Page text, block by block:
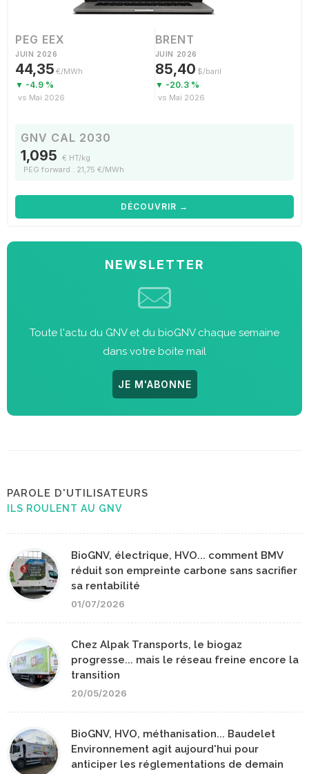
PEG EEX
JUIN 2026
44,35 €/MWh
▼ -4.9 %
vs Mai 2026
BRENT
JUIN 2026
85,40 $/baril
▼ -20.3 %
vs Mai 2026
GNV CAL 2030
1,095 € HT/kg
PEG forward : 21,75 €/MWh
DÉCOUVRIR →
NEWSLETTER
Toute l'actu du GNV et du bioGNV chaque semaine
dans votre boite mail
JE M'ABONNE
PAROLE D'UTILISATEURS
ILS ROULENT AU GNV
BioGNV, électrique, HVO... comment BMV
réduit son empreinte carbone sans sacrifier
sa rentabilité
01/07/2026
Chez Alpak Transports, le biogaz
progresse... mais le réseau freine encore la
transition
20/05/2026
BioGNV, HVO, méthanisation... Baudelet
Environnement agit aujourd'hui pour
anticiper les réglementations de demain